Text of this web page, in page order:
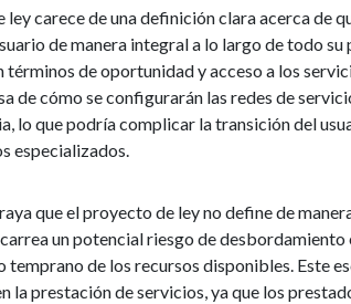
carece de una definición clara acerca de
de manera integral a lo largo de todo su
de oportunidad y acceso a los
de cómo se configurarán las redes de
lo que podría complicar la transición del
especializados.
que el proyecto de ley no define de
un potencial riesgo de desbordamiento
temprano de los recursos disponibles. Este
la prestación de servicios, ya que los